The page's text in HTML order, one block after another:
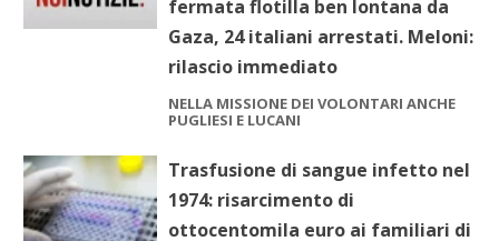
fermata flotilla ben lontana da
Gaza, 24 italiani arrestati. Meloni:
rilascio immediato
NELLA MISSIONE DEI VOLONTARI ANCHE
PUGLIESI E LUCANI
Trasfusione di sangue infetto nel
1974: risarcimento di
ottocentomila euro ai familiari di